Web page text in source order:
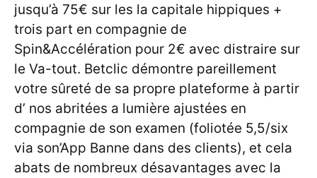
jusqu’à 75€ sur les la capitale hippiques +
trois part en compagnie de
Spin&Accélération pour 2€ avec distraire sur
le Va-tout. Betclic démontre pareillement
votre sûreté de sa propre plateforme à partir
d’ nos abritées a lumière ajustées en
compagnie de son examen (foliotée 5,5/six
via son’App Banne dans des clients), et cela
abats de nombreux désavantages avec la